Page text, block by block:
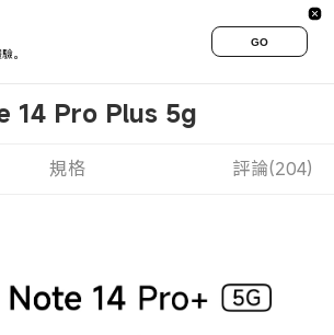
。
GO
14 Pro Plus 5g
規格 評論(204)